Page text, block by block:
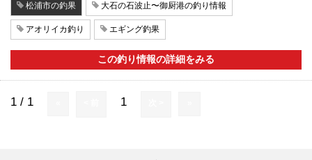
ゴールデンウィーク唯一の釣り日和!! 今回は、友達の船で西海方面
へ★ 鯛狙いで5時半出航!! 風の予報は、凪なはずなのに出てみると
爆風（笑）沖までは出れず///...
この釣り情報の詳細をみる
松浦市の釣果 大石の石波止〜御厨港の釣り情報
アオリイカ釣り エギング釣果
この釣り情報の詳細をみる
1 / 1 1